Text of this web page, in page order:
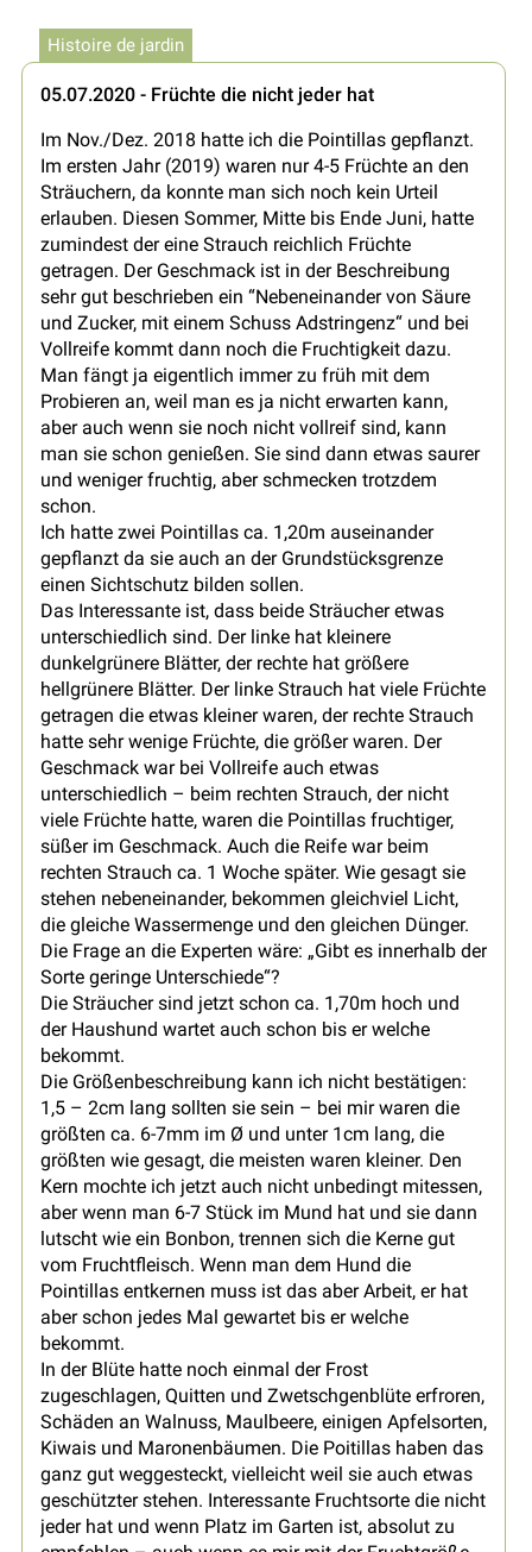
Histoire de jardin
05.07.2020 - Früchte die nicht jeder hat
Im Nov./Dez. 2018 hatte ich die Pointillas gepflanzt.
Im ersten Jahr (2019) waren nur 4-5 Früchte an den
Sträuchern, da konnte man sich noch kein Urteil
erlauben. Diesen Sommer, Mitte bis Ende Juni, hatte
zumindest der eine Strauch reichlich Früchte
getragen. Der Geschmack ist in der Beschreibung
sehr gut beschrieben ein “Nebeneinander von Säure
und Zucker, mit einem Schuss Adstringenz“ und bei
Vollreife kommt dann noch die Fruchtigkeit dazu.
Man fängt ja eigentlich immer zu früh mit dem
Probieren an, weil man es ja nicht erwarten kann,
aber auch wenn sie noch nicht vollreif sind, kann
man sie schon genießen. Sie sind dann etwas saurer
und weniger fruchtig, aber schmecken trotzdem
schon.
Ich hatte zwei Pointillas ca. 1,20m auseinander
gepflanzt da sie auch an der Grundstücksgrenze
einen Sichtschutz bilden sollen.
Das Interessante ist, dass beide Sträucher etwas
unterschiedlich sind. Der linke hat kleinere
dunkelgrünere Blätter, der rechte hat größere
hellgrünere Blätter. Der linke Strauch hat viele Früchte
getragen die etwas kleiner waren, der rechte Strauch
hatte sehr wenige Früchte, die größer waren. Der
Geschmack war bei Vollreife auch etwas
unterschiedlich – beim rechten Strauch, der nicht
viele Früchte hatte, waren die Pointillas fruchtiger,
süßer im Geschmack. Auch die Reife war beim
rechten Strauch ca. 1 Woche später. Wie gesagt sie
stehen nebeneinander, bekommen gleichviel Licht,
die gleiche Wassermenge und den gleichen Dünger.
Die Frage an die Experten wäre: „Gibt es innerhalb der
Sorte geringe Unterschiede“?
Die Sträucher sind jetzt schon ca. 1,70m hoch und
der Haushund wartet auch schon bis er welche
bekommt.
Die Größenbeschreibung kann ich nicht bestätigen:
1,5 – 2cm lang sollten sie sein – bei mir waren die
größten ca. 6-7mm im Ø und unter 1cm lang, die
größten wie gesagt, die meisten waren kleiner. Den
Kern mochte ich jetzt auch nicht unbedingt mitessen,
aber wenn man 6-7 Stück im Mund hat und sie dann
lutscht wie ein Bonbon, trennen sich die Kerne gut
vom Fruchtfleisch. Wenn man dem Hund die
Pointillas entkernen muss ist das aber Arbeit, er hat
aber schon jedes Mal gewartet bis er welche
bekommt.
In der Blüte hatte noch einmal der Frost
zugeschlagen, Quitten und Zwetschgenblüte erfroren,
Schäden an Walnuss, Maulbeere, einigen Apfelsorten,
Kiwais und Maronenbäumen. Die Poitillas haben das
ganz gut weggesteckt, vielleicht weil sie auch etwas
geschützter stehen. Interessante Fruchtsorte die nicht
jeder hat und wenn Platz im Garten ist, absolut zu